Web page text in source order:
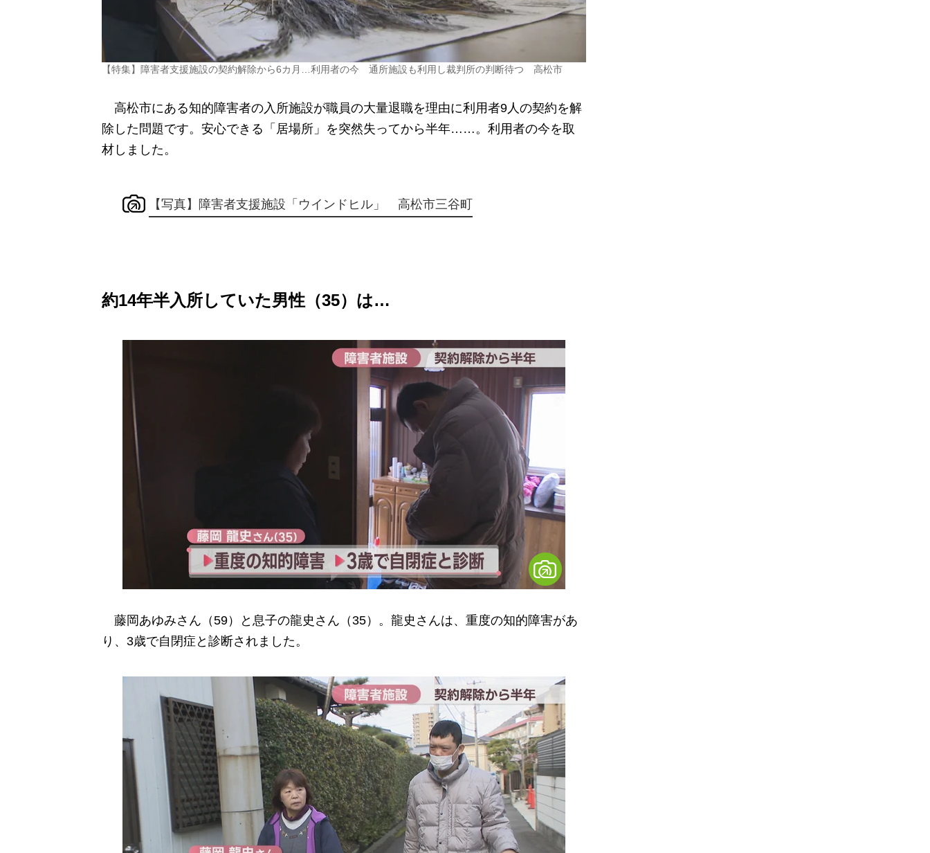
【特集】障害者支援施設の契約解除から6カ月…利用者の今 通所施設も利用し裁判所の判断待つ 高松市
高松市にある知的障害者の入所施設が職員の大量退職を理由に利用者9人の契約を解
除した問題です。安心できる「居場所」を突然失ってから半年……。利用者の今を取
材しました。
【写真】障害者支援施設「ウインドヒル」 高松市三谷町
約14年半入所していた男性（35）は…
藤岡あゆみさん（59）と息子の龍史さん（35）。龍史さんは、重度の知的障害があ
り、3歳で自閉症と診断されました。